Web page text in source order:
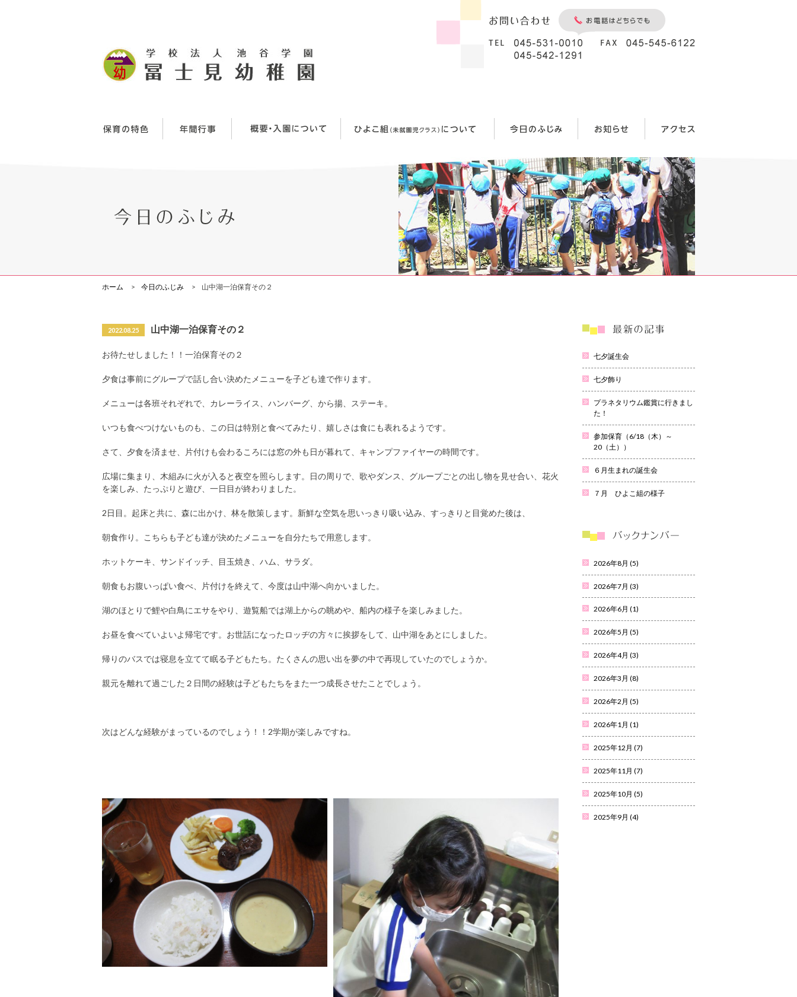
ホーム 今日のふじみ 山中湖一泊保育その２
2022.08.25 山中湖一泊保育その２
お待たせしました！！一泊保育その２
夕食は事前にグループで話し合い決めたメニューを子ども達で作ります。
メニューは各班それぞれで、カレーライス、ハンバーグ、から揚、ステーキ。
いつも食べつけないものも、この日は特別と食べてみたり、嬉しさは食にも表れるようです。
さて、夕食を済ませ、片付けも会わるころには窓の外も日が暮れて、キャンプファイヤーの時間です。
広場に集まり、木組みに火が入ると夜空を照らします。日の周りで、歌やダンス、グループごとの出し物を見せ合い、花火
を楽しみ、たっぷりと遊び、一日目が終わりました。
2日目。起床と共に、森に出かけ、林を散策します。新鮮な空気を思いっきり吸い込み、すっきりと目覚めた後は、
朝食作り。こちらも子ども達が決めたメニューを自分たちで用意します。
ホットケーキ、サンドイッチ、目玉焼き、ハム、サラダ。
朝食もお腹いっぱい食べ、片付けを終えて、今度は山中湖へ向かいました。
湖のほとりで鯉や白鳥にエサをやり、遊覧船では湖上からの眺めや、船内の様子を楽しみました。
お昼を食べていよいよ帰宅です。お世話になったロッヂの方々に挨拶をして、山中湖をあとにしました。
帰りのバスでは寝息を立てて眠る子どもたち。たくさんの思い出を夢の中で再現していたのでしょうか。
親元を離れて過ごした２日間の経験は子どもたちをまた一つ成長させたことでしょう。
次はどんな経験がまっているのでしょう！！2学期が楽しみですね。
七夕誕生会
七夕飾り
プラネタリウム鑑賞に行きまし
た！
参加保育（6/18（木）～
20（土））
６月生まれの誕生会
７月 ひよこ組の様子
2026年8月 (5)
2026年7月 (3)
2026年6月 (1)
2026年5月 (5)
2026年4月 (3)
2026年3月 (8)
2026年2月 (5)
2026年1月 (1)
2025年12月 (7)
2025年11月 (7)
2025年10月 (5)
2025年9月 (4)